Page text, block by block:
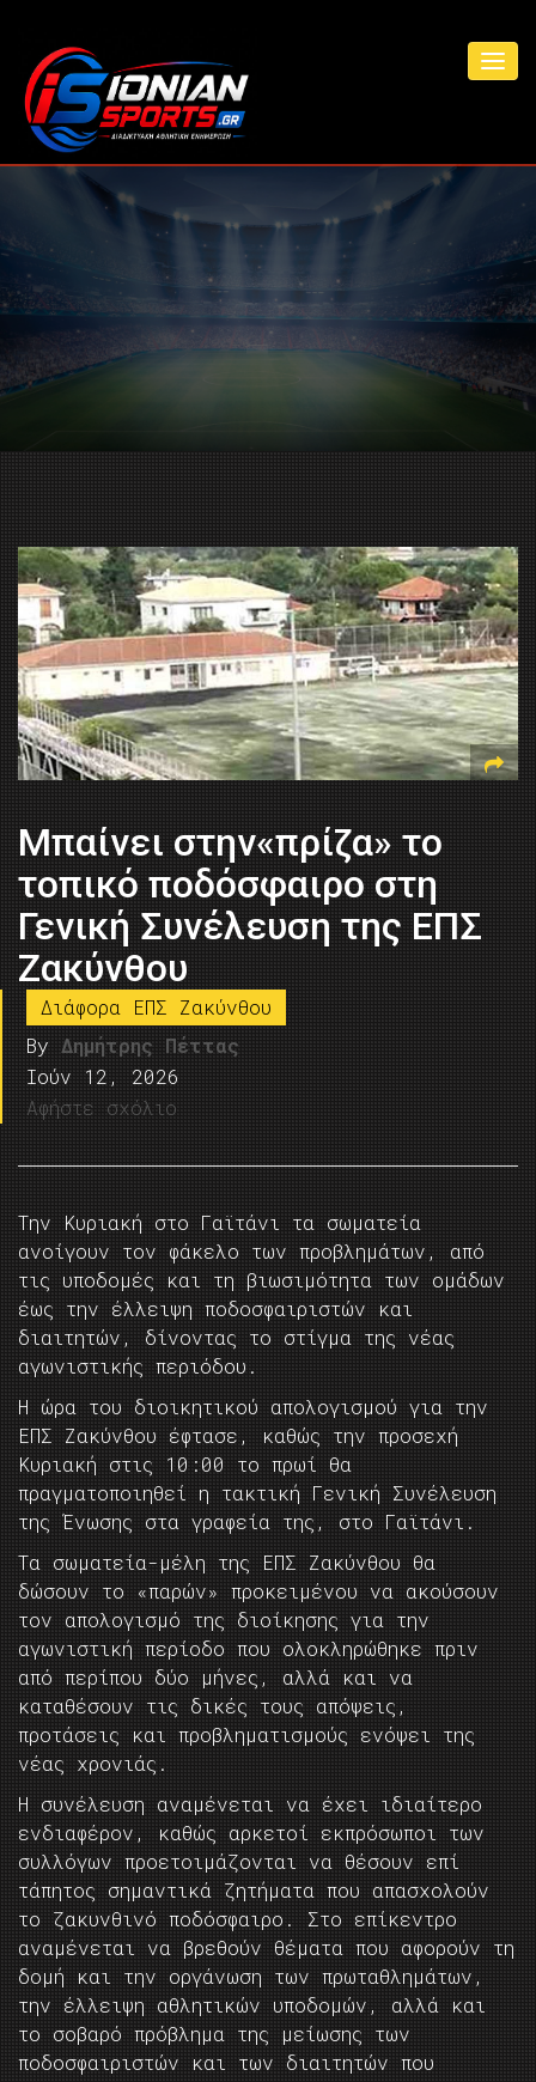
Μπαίνει στην«πρίζα» το
τοπικό ποδόσφαιρο στη
Γενική Συνέλευση της ΕΠΣ
Ζακύνθου
Διάφορα ΕΠΣ Ζακύνθου
By Δημήτρης Πέττας
Ιούν 12, 2026
Αφήστε σχόλιο
Την Κυριακή στο Γαϊτάνι τα σωματεία
ανοίγουν τον φάκελο των προβλημάτων, από
τις υποδομές και τη βιωσιμότητα των ομάδων
έως την έλλειψη ποδοσφαιριστών και
διαιτητών, δίνοντας το στίγμα της νέας
αγωνιστικής περιόδου.
Η ώρα του διοικητικού απολογισμού για την
ΕΠΣ Ζακύνθου έφτασε, καθώς την προσεχή
Κυριακή στις 10:00 το πρωί θα
πραγματοποιηθεί η τακτική Γενική Συνέλευση
της Ένωσης στα γραφεία της, στο Γαϊτάνι.
Τα σωματεία-μέλη της ΕΠΣ Ζακύνθου θα
δώσουν το «παρών» προκειμένου να ακούσουν
τον απολογισμό της διοίκησης για την
αγωνιστική περίοδο που ολοκληρώθηκε πριν
από περίπου δύο μήνες, αλλά και να
καταθέσουν τις δικές τους απόψεις,
προτάσεις και προβληματισμούς ενόψει της
νέας χρονιάς.
Η συνέλευση αναμένεται να έχει ιδιαίτερο
ενδιαφέρον, καθώς αρκετοί εκπρόσωποι των
συλλόγων προετοιμάζονται να θέσουν επί
τάπητος σημαντικά ζητήματα που απασχολούν
το ζακυνθινό ποδόσφαιρο. Στο επίκεντρο
αναμένεται να βρεθούν θέματα που αφορούν τη
δομή και την οργάνωση των πρωταθλημάτων,
την έλλειψη αθλητικών υποδομών, αλλά και
το σοβαρό πρόβλημα της μείωσης των
ποδοσφαιριστών και των διαιτητών που